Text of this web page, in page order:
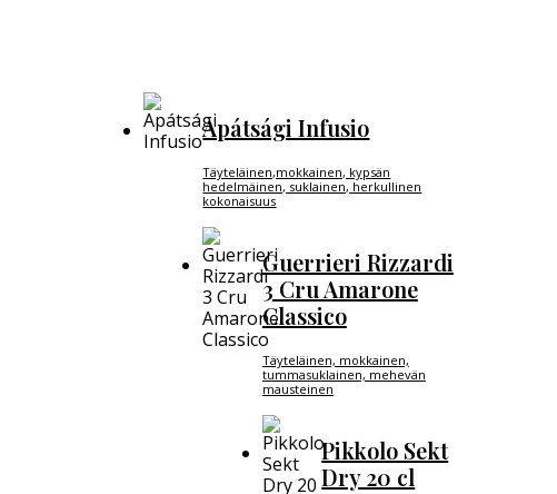
Apátsági Infusio
Täyteläinen,mokkainen, kypsän
hedelmäinen, suklainen, herkullinen
kokonaisuus
Guerrieri Rizzardi
3 Cru Amarone
Classico
Täyteläinen, mokkainen,
tummasuklainen, mehevän
mausteinen
Pikkolo Sekt
Dry 20 cl